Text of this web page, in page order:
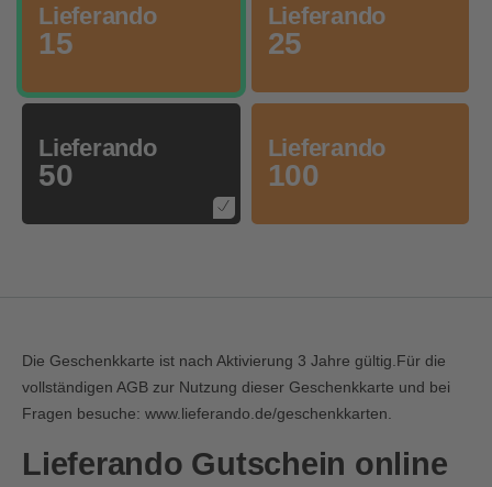
Lieferando
15
Lieferando
25
Lieferando
50
Lieferando
100
Die Geschenkkarte ist nach Aktivierung 3 Jahre gültig.Für die
vollständigen AGB zur Nutzung dieser Geschenkkarte und bei
Fragen besuche: www.lieferando.de/geschenkkarten
Lieferando Gutschein online